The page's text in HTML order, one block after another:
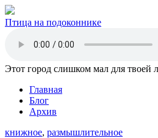
Птица на подоконнике
Этот город слишком мал для твоей
Главная
Блог
Архив
книжное, размышлительное